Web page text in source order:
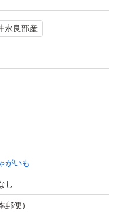
に変色してしまうので、
す！
永良部産
がいも
し
郵便）